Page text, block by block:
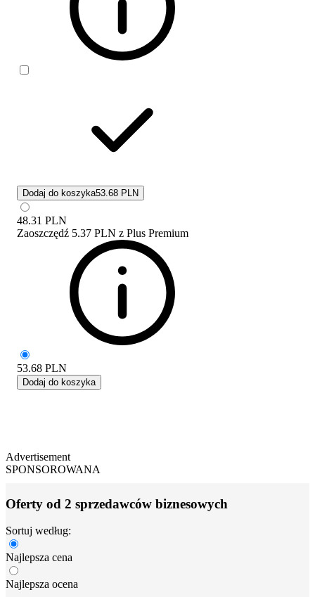
Dodaj do koszyka53.68 PLN
48.31 PLN
Zaoszczędź 5.37 PLN z Plus Premium
53.68 PLN
Dodaj do koszyka
Advertisement
SPONSOROWANA
Oferty od 2 sprzedawców biznesowych
Sortuj według:
Najlepsza cena
Najlepsza ocena